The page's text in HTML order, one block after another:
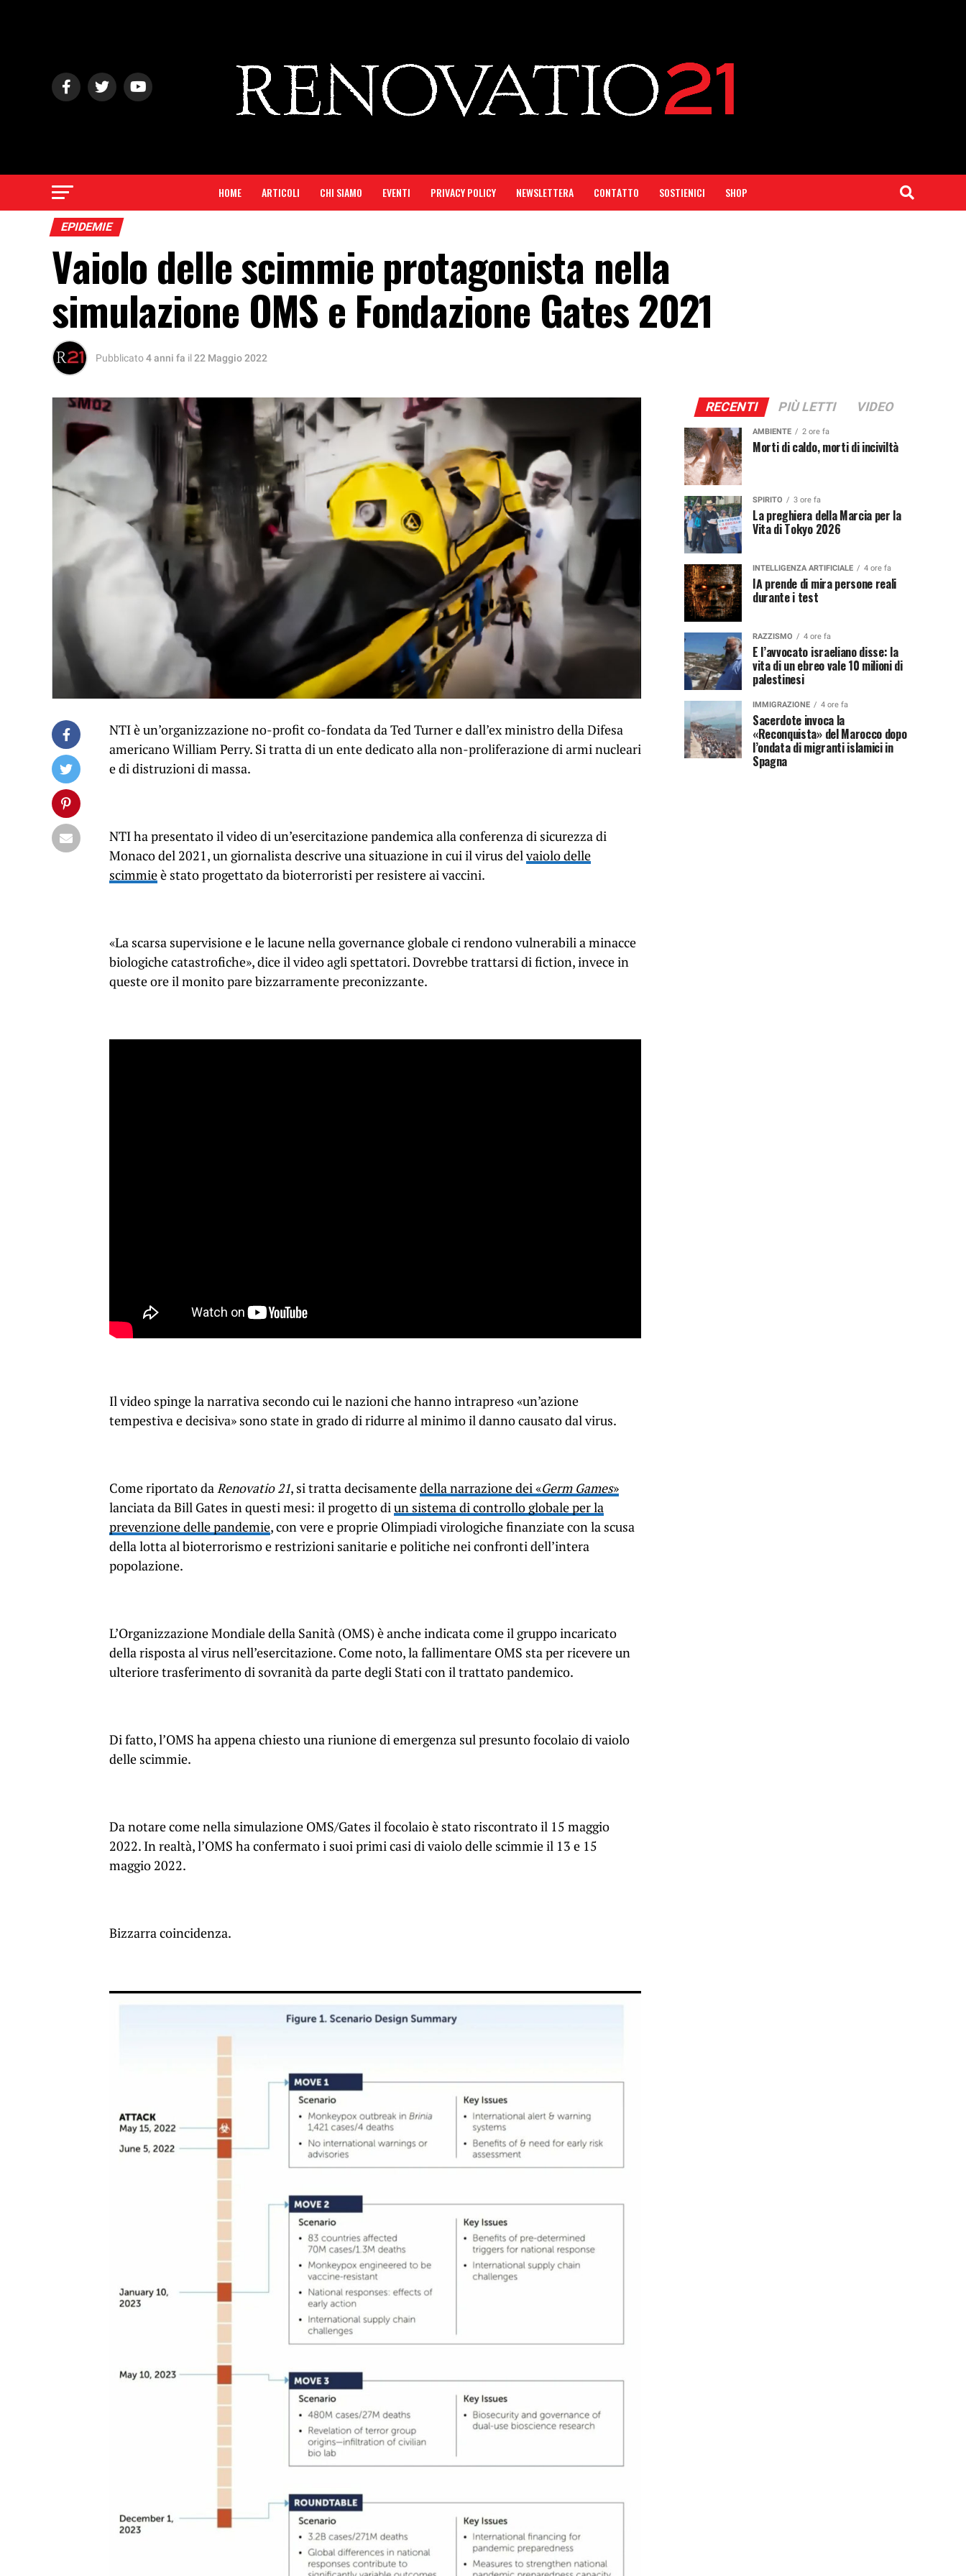
HOME ARTICOLI CHI SIAMO EVENTI PRIVACY POLICY NEWSLETTERA CONTATTO SOSTIENICI SHOP
EPIDEMIE
Vaiolo delle scimmie protagonista nella
simulazione OMS e Fondazione Gates 2021
Pubblicato4 anni fa il22 Maggio 2022
NTI è un’organizzazione no-profit co-fondata da Ted Turner e dall’ex ministro della Difesa
americano William Perry. Si tratta di un ente dedicato alla non-proliferazione di armi nucleari
e di distruzioni di massa.
NTI ha presentato il video di un’esercitazione pandemica alla conferenza di sicurezza di
Monaco del 2021, un giornalista descrive una situazione in cui il virus delvaiolo delle
scimmieè stato progettato da bioterroristi per resistere ai vaccini.
«La scarsa supervisione e le lacune nella governance globale ci rendono vulnerabili a minacce
biologiche catastrofiche», dice il video agli spettatori. Dovrebbe trattarsi di fiction, invece in
queste ore il monito pare bizzarramente preconizzante.
Il video spinge la narrativa secondo cui le nazioni che hanno intrapreso «un’azione
tempestiva e decisiva» sono state in grado di ridurre al minimo il danno causato dal virus.
Come riportato da Renovatio 21, si tratta decisamentedella narrazione dei «Germ Games»
lanciata da Bill Gates in questi mesi: il progetto di un sistema di controllo globale per la
prevenzione delle pandemie, con vere e proprie Olimpiadi virologiche finanziate con la scusa
della lotta al bioterrorismo e restrizioni sanitarie e politiche nei confronti dell’intera
popolazione.
L’Organizzazione Mondiale della Sanità (OMS) è anche indicata come il gruppo incaricato
della risposta al virus nell’esercitazione. Come noto, la fallimentare OMS sta per ricevere un
ulteriore trasferimento di sovranità da parte degli Stati con il trattato pandemico.
Di fatto, l’OMS ha appena chiesto una riunione di emergenza sul presunto focolaio di vaiolo
delle scimmie.
Da notare come nella simulazione OMS/Gates il focolaio è stato riscontrato il 15 maggio
2022. In realtà, l’OMS ha confermato i suoi primi casi di vaiolo delle scimmie il 13 e 15
maggio 2022.
Bizzarra coincidenza.
RECENTI PIÙ LETTI VIDEO
AMBIENTE 2 ore fa
Morti di caldo, morti di inciviltà
SPIRITO 3 ore fa
La preghiera della Marcia per la
Vita di Tokyo 2026
INTELLIGENZA ARTIFICIALE 4 ore fa
IA prende di mira persone reali
durante i test
RAZZISMO 4 ore fa
E l’avvocato israeliano disse: la
vita di un ebreo vale 10 milioni di
palestinesi
IMMIGRAZIONE 4 ore fa
Sacerdote invoca la
«Reconquista» del Marocco dopo
l’ondata di migranti islamici in
Spagna